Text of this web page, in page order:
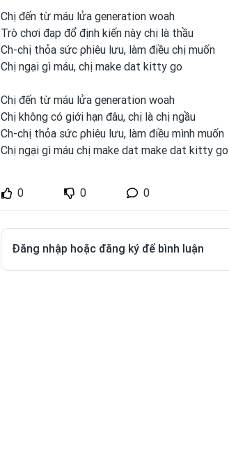
Chị đến từ máu lửa generation woah
Trò chơi đạp đổ định kiến này chị là thầu
Ch-chị thỏa sức ρhiêu lưu, làm điều chị muốn
Chị ngại gì máu, chị make dat kitty go
Chị đến từ máu lửa generation woah
Chị không có giới hạn đâu, chị là chị ngầu
Ch-chị thỏa sức ρhiêu lưu, làm điều mình muốn
Chị ngại gì máu chị make dat make dat kitty go
0 0 0
Đăng nhập hoặc đăng ký để bình luận